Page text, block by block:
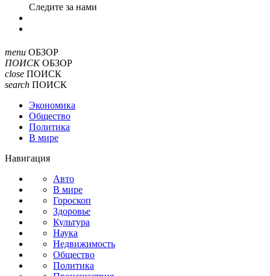
Cледите за нами
menu ОБЗОР
ПОИСК ОБЗОР
close ПОИСК
search ПОИСК
Экономика
Общество
Политика
В мире
Навигация
Авто
В мире
Гороскоп
Здоровье
Культура
Наука
Недвижимость
Общество
Политика